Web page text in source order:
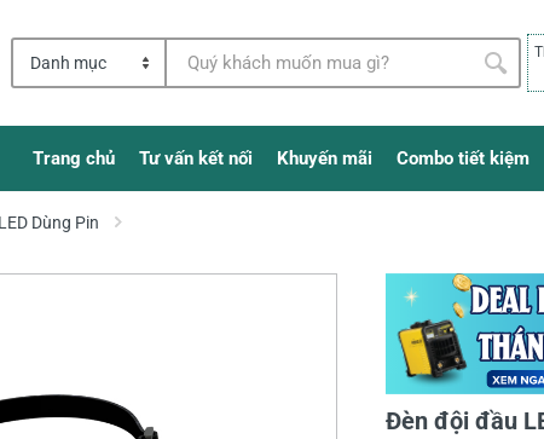
Trang chủ Tư vấn kết nối Khuyến mãi Combo tiết kiệm
Dùng Pin
Đèn đội đầu